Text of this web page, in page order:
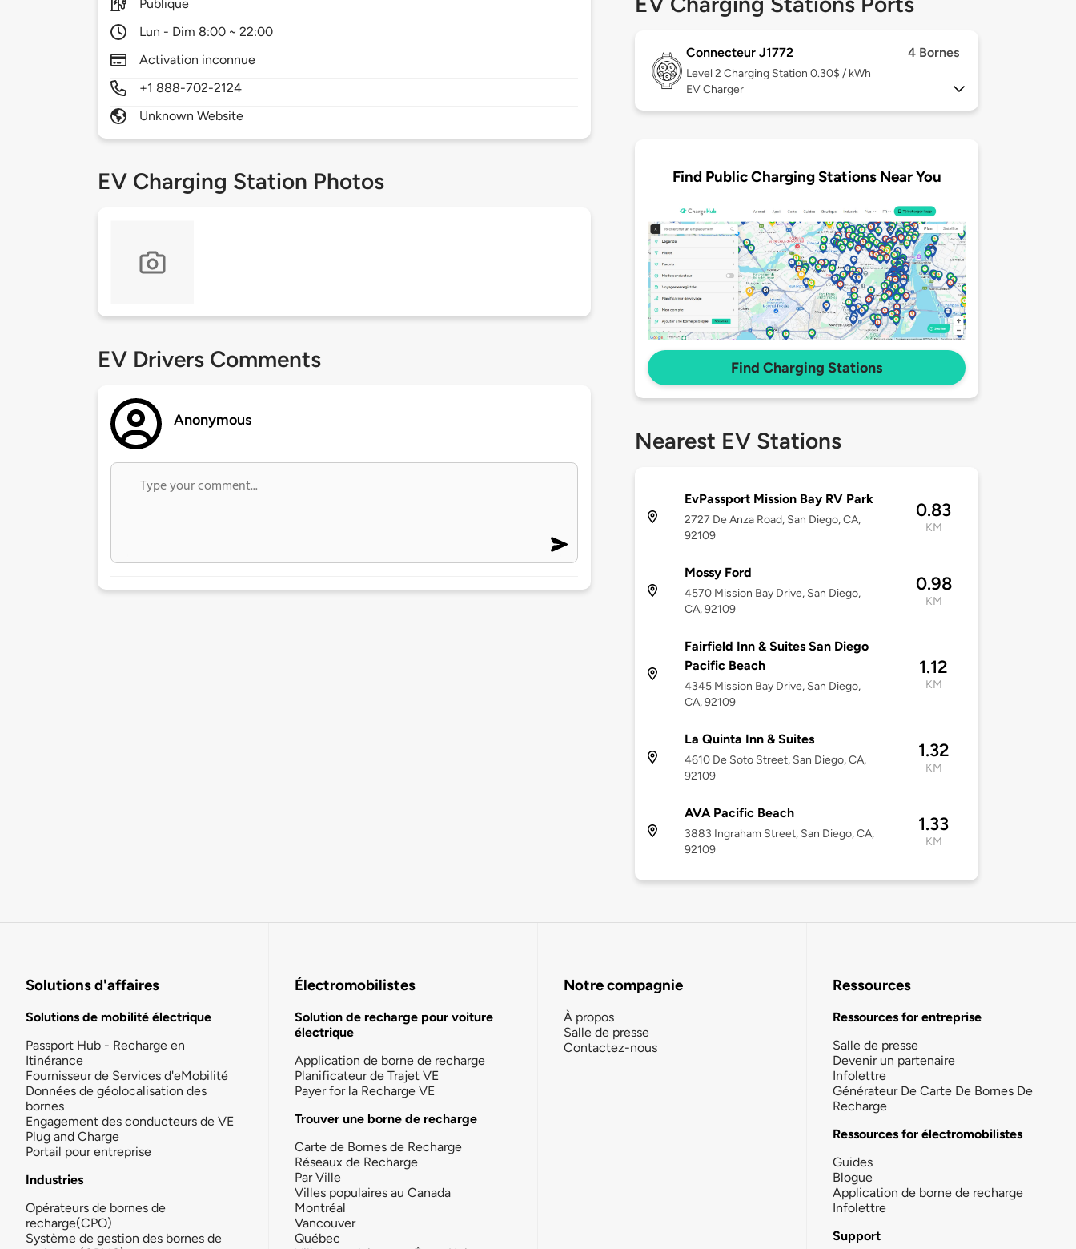
Publique
Lun - Dim 8:00 ~ 22:00
Activation inconnue
+1 888-702-2124
Unknown Website
EV Charging Station Photos
EV Drivers Comments
Anonymous
Connecteur J1772 4 Bornes
Level 2 Charging Station 0.30$ / kWh
EV Charger
Find Public Charging Stations Near You
Find Charging Stations
Nearest EV Stations
EvPassport Mission Bay RV Park
2727 De Anza Road, San Diego, CA,
92109
0.83
KM
Mossy Ford
4570 Mission Bay Drive, San Diego,
CA, 92109
0.98
KM
Fairfield Inn & Suites San Diego
Pacific Beach
4345 Mission Bay Drive, San Diego,
CA, 92109
1.12
KM
La Quinta Inn & Suites
4610 De Soto Street, San Diego, CA,
92109
1.32
KM
AVA Pacific Beach
3883 Ingraham Street, San Diego, CA,
92109
1.33
KM
Solutions d'affaires
Solutions de mobilité électrique
Passport Hub - Recharge en
Itinérance
Fournisseur de Services d'eMobilité
Données de géolocalisation des
bornes
Engagement des conducteurs de VE
Plug and Charge
Portail pour entreprise
Industries
Opérateurs de bornes de
recharge(CPO)
Système de gestion des bornes de
Électromobilistes
Solution de recharge pour voiture
électrique
Application de borne de recharge
Planificateur de Trajet VE
Payer for la Recharge VE
Trouver une borne de recharge
Carte de Bornes de Recharge
Réseaux de Recharge
Par Ville
Villes populaires au Canada
Montréal
Vancouver
Québec
Notre compagnie
À propos
Salle de presse
Contactez-nous
Ressources
Ressources for entreprise
Salle de presse
Devenir un partenaire
Infolettre
Générateur De Carte De Bornes De
Recharge
Ressources for électromobilistes
Guides
Blogue
Application de borne de recharge
Infolettre
Support